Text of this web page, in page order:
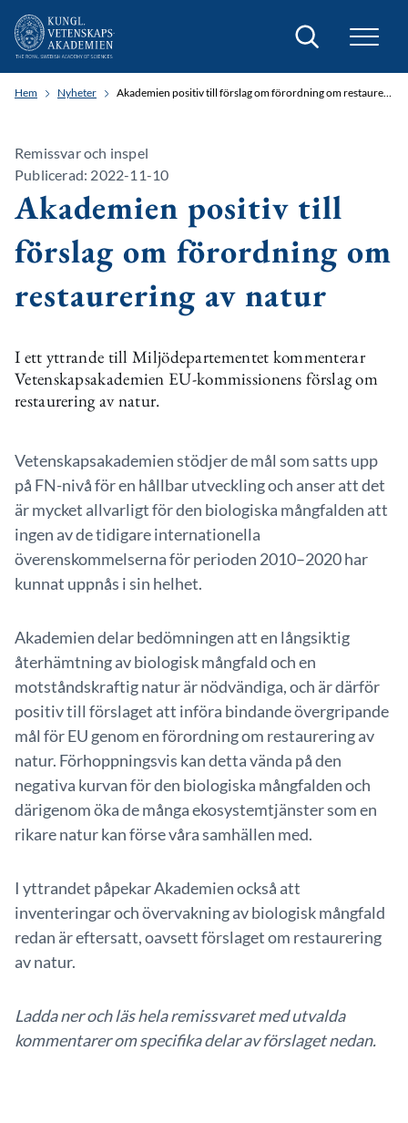
Sök
Hem Nyheter Akademien positiv till förslag om förordning om restaurering av natur
Remissvar och inspel
Publicerad: 2022-11-10
Akademien positiv till
förslag om förordning om
restaurering av natur
I ett yttrande till Miljödepartementet kommenterar
Vetenskapsakademien EU-kommissionens förslag om
restaurering av natur.
Vetenskapsakademien stödjer de mål som satts upp
på FN-nivå för en hållbar utveckling och anser att det
är mycket allvarligt för den biologiska mångfalden att
ingen av de tidigare internationella
överenskommelserna för perioden 2010–2020 har
kunnat uppnås i sin helhet.
Akademien delar bedömningen att en långsiktig
återhämtning av biologisk mångfald och en
motståndskraftig natur är nödvändiga, och är därför
positiv till förslaget att införa bindande övergripande
mål för EU genom en förordning om restaurering av
natur. Förhoppningsvis kan detta vända på den
negativa kurvan för den biologiska mångfalden och
därigenom öka de många ekosystemtjänster som en
rikare natur kan förse våra samhällen med.
I yttrandet påpekar Akademien också att
inventeringar och övervakning av biologisk mångfald
redan är eftersatt, oavsett förslaget om restaurering
av natur.
Ladda ner och läs hela remissvaret med utvalda
kommentarer om specifika delar av förslaget nedan.